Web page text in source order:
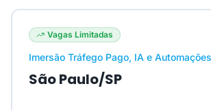
Vagas Limitadas
Imersão Tráfego Pago, IA e
São Paulo/SP